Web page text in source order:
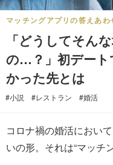
マッチングアプリの答えあ
「どうしてそん
の…？」初デート
かった先とは
#小説 #レストラン #婚活
コロナ禍の婚活におい
いの形。それは“マッチ